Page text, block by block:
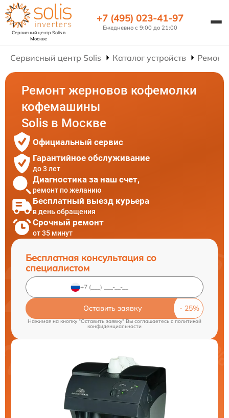
Сервисный центр Solisв
Москве
+7 (495) 023-41-97
Ежедневно с 9:00 до 21:00
Сервисный центр Solis Каталог устройств
Ремонт жерновов кофемолки
кофемашины
Solis в Москве
Официальный сервис
Гарантийное обслуживание
до 3 лет
Диагностика за наш счет,
ремонт по желанию
Бесплатный выезд курьера
в день обращения
Срочный ремонт
от 35 минут
Бесплатная консультация со
специалистом
Оставить заявку
Нажимая на кнопку "Оставить заявку" Вы соглашаетесь cполитикой
конфиденциальности